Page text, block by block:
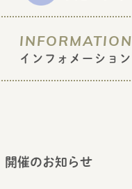
INFORMATION
インフォメーション
開催のお知らせ